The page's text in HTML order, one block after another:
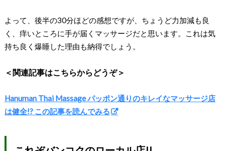
よって、後半の30分ほどの感想ですが、ちょうど力加減も良
く、痒いところに手が届くマッサージだと思います。これは気
持ち良く爆睡した理由も納得でしょう。
＜関連記事はこちらからどうぞ＞
Hanuman Thai Massage パッポン通りのキレイなマッサージ店
は健全!? この記事を読んでみる